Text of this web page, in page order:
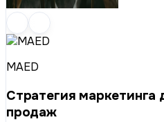
MAED
Стратегия маркетинга
продаж